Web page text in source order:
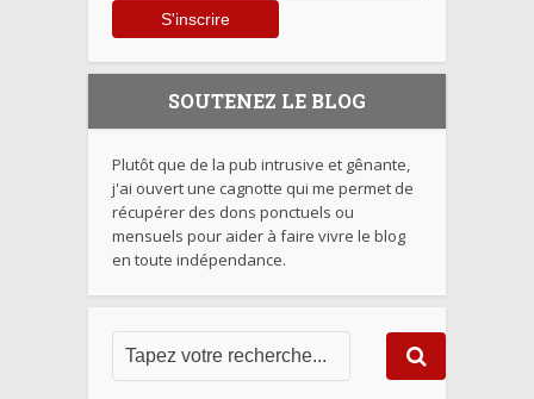
SOUTENEZ LE BLOG
Plutôt que de la pub intrusive et gênante,
j'ai ouvert une cagnotte qui me permet de
récupérer des dons ponctuels ou
mensuels pour aider à faire vivre le blog
en toute indépendance.